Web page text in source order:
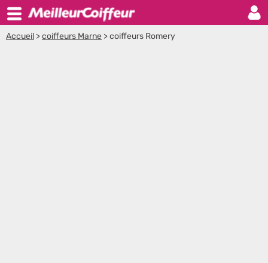
Accueil >coiffeurs Marne >coiffeurs Romery